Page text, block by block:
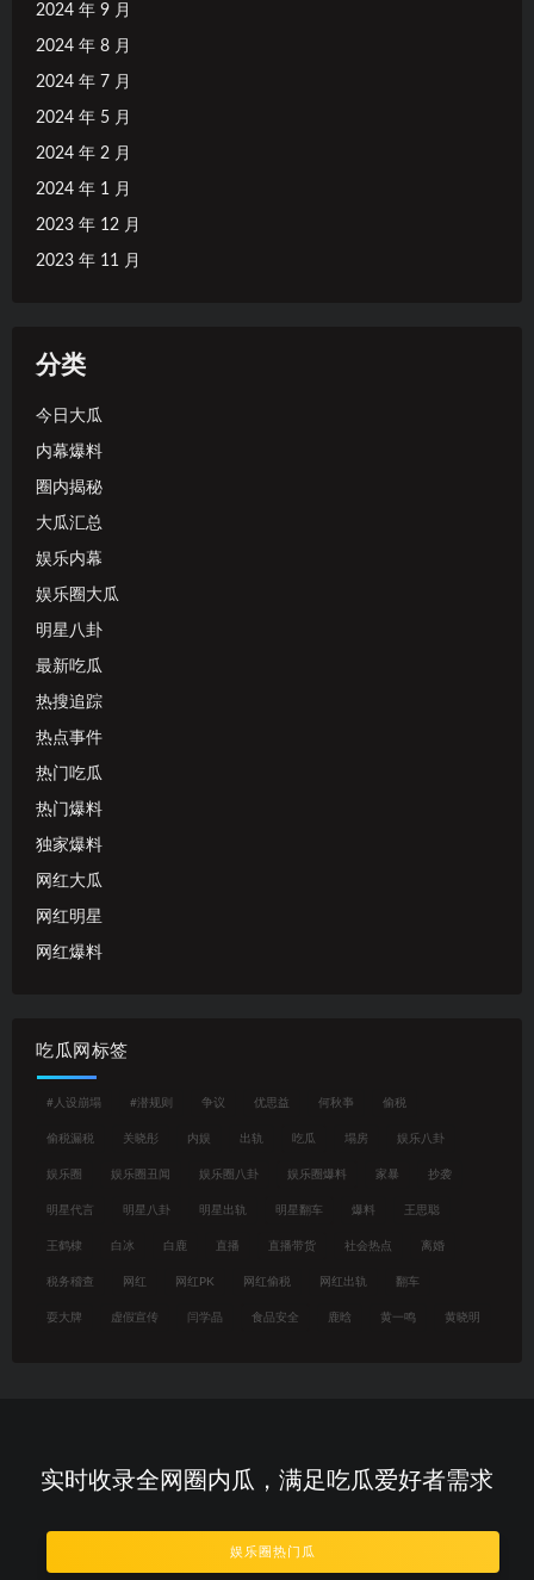
2024 年 9 月
2024 年 8 月
2024 年 7 月
2024 年 5 月
2024 年 2 月
2024 年 1 月
2023 年 12 月
2023 年 11 月
分类
今日大瓜
内幕爆料
圈内揭秘
大瓜汇总
娱乐内幕
娱乐圈大瓜
明星八卦
最新吃瓜
热搜追踪
热点事件
热门吃瓜
热门爆料
独家爆料
网红大瓜
网红明星
网红爆料
吃瓜网标签
#人设崩塌 #潜规则 争议 优思益 何秋亊 偷税
偷税漏税 关晓彤 内娱 出轨 吃瓜 塌房 娱乐八卦
娱乐圈 娱乐圈丑闻 娱乐圈八卦 娱乐圈爆料 家暴 抄袭
明星代言 明星八卦 明星出轨 明星翻车 爆料 王思聪
王鹤棣 白冰 白鹿 直播 直播带货 社会热点 离婚
税务稽查 网红 网红PK 网红偷税 网红出轨 翻车
耍大牌 虚假宣传 闫学晶 食品安全 鹿晗 黄一鸣 黄晓明
实时收录全网圈内瓜，满足吃瓜爱好者需求
娱乐圈热门瓜